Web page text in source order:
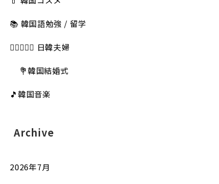
📚 韓国語勉強 / 留学
👩🏻‍❤️‍👨🏻 日韓夫婦
💐韓国結婚式
🎵韓国音楽
Archive
2026年7月